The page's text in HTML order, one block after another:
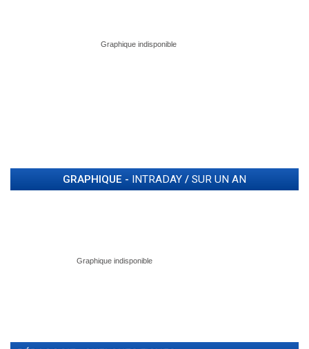
GRAPHIQUE - INTRADAY / SUR UN AN